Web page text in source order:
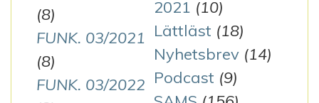
(8)
FUNK. 03/2021
(8)
FUNK. 03/2022
2021 (10)
Lättläst (18)
Nyhetsbrev (14)
Podcast (9)